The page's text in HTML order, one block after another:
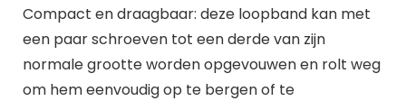
Compact en draagbaar: deze loopband kan met
een paar schroeven tot een derde van zijn
normale grootte worden opgevouwen en rolt weg
om hem eenvoudig op te bergen of te